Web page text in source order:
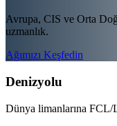
Avrupa, CIS ve Orta
uzmanlık.
Ağımızı Keşfedin
Denizyolu
Dünya limanlarına